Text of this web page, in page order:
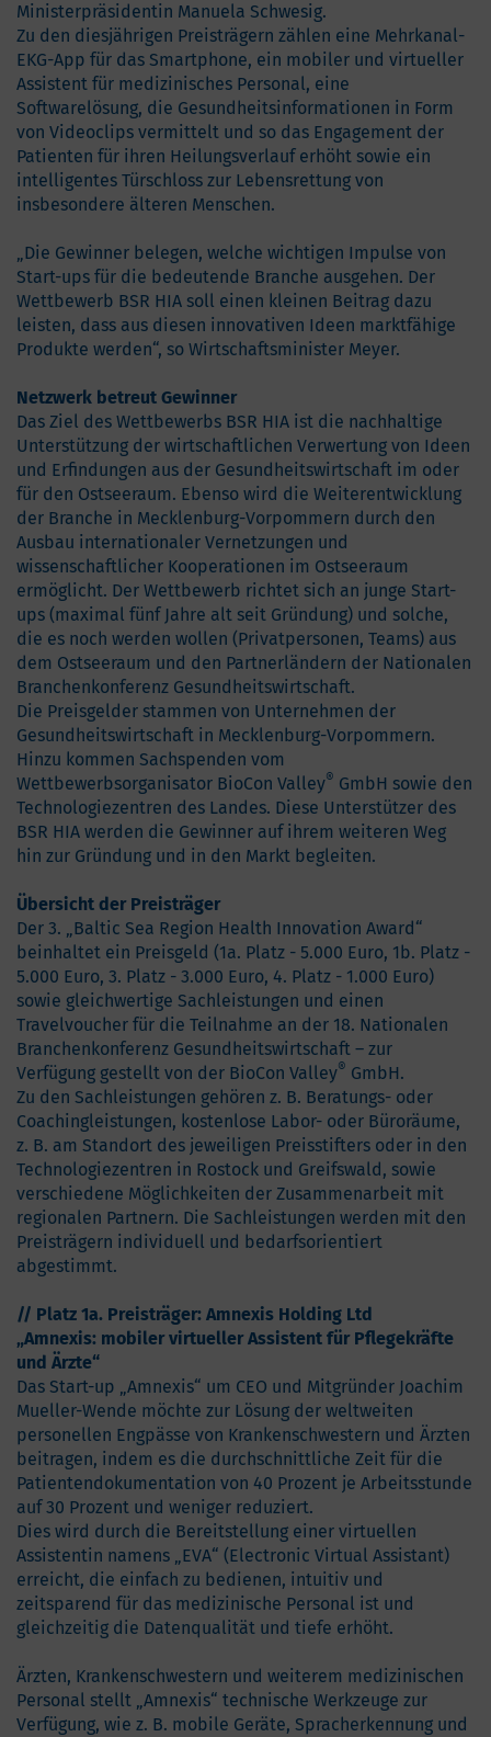
Ministerpräsidentin Manuela Schwesig.
Zu den diesjährigen Preisträgern zählen eine Mehrkanal-
EKG-App für das Smartphone, ein mobiler und virtueller
Assistent für medizinisches Personal, eine
Softwarelösung, die Gesundheitsinformationen in Form
von Videoclips vermittelt und so das Engagement der
Patienten für ihren Heilungsverlauf erhöht sowie ein
intelligentes Türschloss zur Lebensrettung von
insbesondere älteren Menschen.
„Die Gewinner belegen, welche wichtigen Impulse von
Start-ups für die bedeutende Branche ausgehen. Der
Wettbewerb BSR HIA soll einen kleinen Beitrag dazu
leisten, dass aus diesen innovativen Ideen marktfähige
Produkte werden“, so Wirtschaftsminister Meyer.
Netzwerk betreut Gewinner
Das Ziel des Wettbewerbs BSR HIA ist die nachhaltige
Unterstützung der wirtschaftlichen Verwertung von Ideen
und Erfindungen aus der Gesundheitswirtschaft im oder
für den Ostseeraum. Ebenso wird die Weiterentwicklung
der Branche in Mecklenburg-Vorpommern durch den
Ausbau internationaler Vernetzungen und
wissenschaftlicher Kooperationen im Ostseeraum
ermöglicht. Der Wettbewerb richtet sich an junge Start-
ups (maximal fünf Jahre alt seit Gründung) und solche,
die es noch werden wollen (Privatpersonen, Teams) aus
dem Ostseeraum und den Partnerländern der Nationalen
Branchenkonferenz Gesundheitswirtschaft.
Die Preisgelder stammen von Unternehmen der
Gesundheitswirtschaft in Mecklenburg-Vorpommern.
Hinzu kommen Sachspenden vom
Wettbewerbsorganisator BioCon Valley® GmbH sowie den
Technologiezentren des Landes. Diese Unterstützer des
BSR HIA werden die Gewinner auf ihrem weiteren Weg
hin zur Gründung und in den Markt begleiten.
Übersicht der Preisträger
Der 3. „Baltic Sea Region Health Innovation Award“
beinhaltet ein Preisgeld (1a. Platz - 5.000 Euro, 1b. Platz -
5.000 Euro, 3. Platz - 3.000 Euro, 4. Platz - 1.000 Euro)
sowie gleichwertige Sachleistungen und einen
Travelvoucher für die Teilnahme an der 18. Nationalen
Branchenkonferenz Gesundheitswirtschaft – zur
Verfügung gestellt von der BioCon Valley® GmbH.
Zu den Sachleistungen gehören z. B. Beratungs- oder
Coachingleistungen, kostenlose Labor- oder Büroräume,
z. B. am Standort des jeweiligen Preisstifters oder in den
Technologiezentren in Rostock und Greifswald, sowie
verschiedene Möglichkeiten der Zusammenarbeit mit
regionalen Partnern. Die Sachleistungen werden mit den
Preisträgern individuell und bedarfsorientiert
abgestimmt.
// Platz 1a. Preisträger: Amnexis Holding Ltd
„Amnexis: mobiler virtueller Assistent für Pflegekräfte
und Ärzte“
Das Start-up „Amnexis“ um CEO und Mitgründer Joachim
Mueller-Wende möchte zur Lösung der weltweiten
personellen Engpässe von Krankenschwestern und Ärzten
beitragen, indem es die durchschnittliche Zeit für die
Patientendokumentation von 40 Prozent je Arbeitsstunde
auf 30 Prozent und weniger reduziert.
Dies wird durch die Bereitstellung einer virtuellen
Assistentin namens „EVA“ (Electronic Virtual Assistant)
erreicht, die einfach zu bedienen, intuitiv und
zeitsparend für das medizinische Personal ist und
gleichzeitig die Datenqualität und tiefe erhöht.
Ärzten, Krankenschwestern und weiterem medizinischen
Personal stellt „Amnexis“ technische Werkzeuge zur
Verfügung, wie z. B. mobile Geräte, Spracherkennung und